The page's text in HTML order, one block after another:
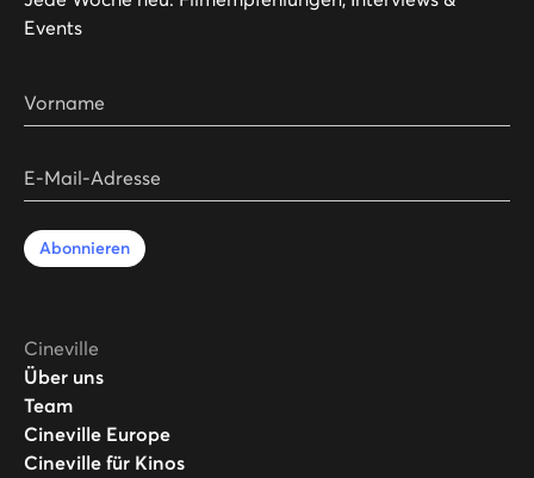
Events
Vorname
E-Mail-Adresse
Abonnieren
Cineville
Über uns
Team
Cineville Europe
Cineville für Kinos